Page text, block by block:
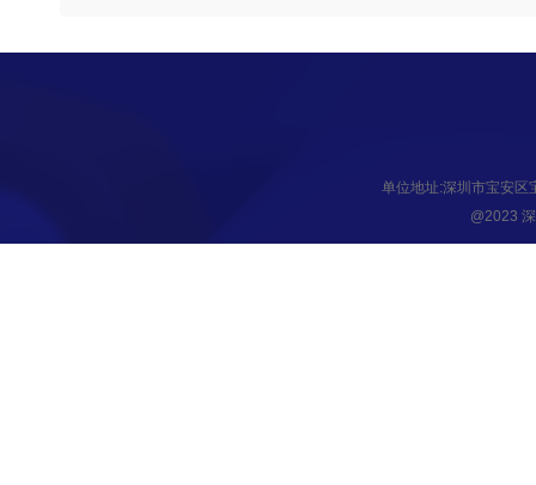
单位地址:深圳市宝安
@2023